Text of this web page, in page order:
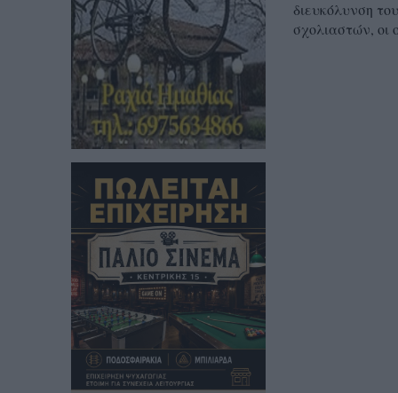
διευκόλυνση
σχολιαστών, οι